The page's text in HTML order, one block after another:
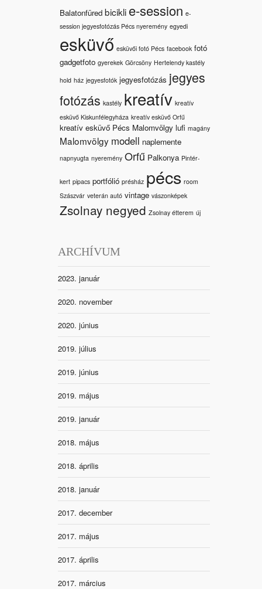
Balatonfüred bicikli e-session e-
session jegyesfotózás Pécs nyeremény egyedi
esküvő esküvői fotó Pécs facebook fotó
gadgetfoto gyerekek Görcsöny Hertelendy kastély
hold ház jegyesfotók jegyesfotózás jegyes
fotózás kastély kreatív kreatív
esküvő Kiskunfélegyháza kreatív esküvő Orfű
kreatív esküvő Pécs Malomvölgy lufi magány
Malomvölgy modell naplemente
napnyugta nyeremény Orfű Palkonya Pintér-
kert pipacs portfólió présház pécs room
Szászvár veterán autó vintage vászonképek
Zsolnay negyed Zsolnay étterem új
ARCHÍVUM
2023. január
2020. november
2020. június
2019. július
2019. június
2019. május
2019. január
2018. május
2018. április
2018. január
2017. december
2017. május
2017. április
2017. március